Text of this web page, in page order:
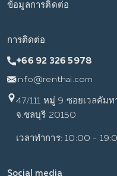
ข้อมูลการติดต่อ
การติดต่อ
+66 92 326 5978
info@renthai.com
47/111 หมู่ 9 ซอยเวลคัม
จ.ชลบุรี 20150
เวลาทำการ: 10:00 -
Social media